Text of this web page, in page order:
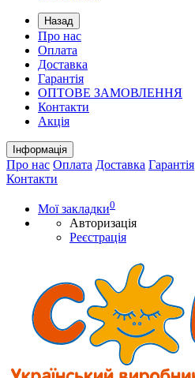
Назад
Про нас
Оплата
Доставка
Гарантія
ОПТОВЕ ЗАМОВЛЕННЯ
Контакти
Акція
Інформація
Про нас Оплата Доставка Гарантія
Контакти
Мої закладки0
Авторизація
Реєстрація